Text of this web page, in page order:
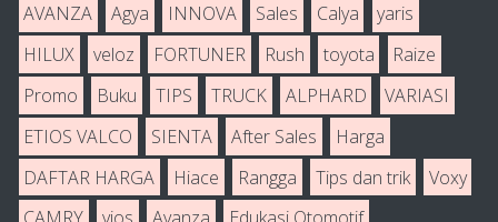
AVANZA
Agya INNOVA Sales Calya
yaris
HILUX
veloz FORTUNER Rush toyota
Raize
Promo
Buku TIPS TRUCK ALPHARD
VARIASI
ETIOS VALCO
SIENTA After Sales
Harga
DAFTAR HARGA
Hiace Rangga Tips dan trik
Voxy